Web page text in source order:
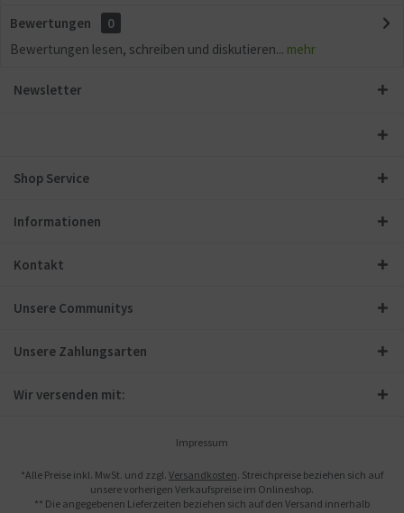
Bewertungen
0
Bewertungen lesen, schreiben und diskutieren... mehr
Newsletter
Shop Service
Informationen
Kontakt
Unsere Communitys
Unsere Zahlungsarten
Wir versenden mit:
Impressum
*Alle Preise inkl. MwSt. und zzgl. Versandkosten. Streichpreise beziehen sich auf
unsere vorherigen Verkaufspreise im Onlineshop.
** Die angegebenen Lieferzeiten beziehen sich auf den Versand innerhalb